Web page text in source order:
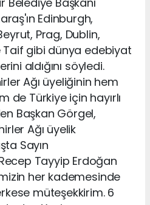
Edinburgh,
Prag, Dublin,
Taif gibi dünya edebiyat
aldığını söyledi.
Ağı üyeliğinin hem
de Türkiye için hayırlı
Başkan Görgel,
Ağı üyelik
Sayın
Tayyip Erdoğan
her kademesinde
müteşekkirim. 6